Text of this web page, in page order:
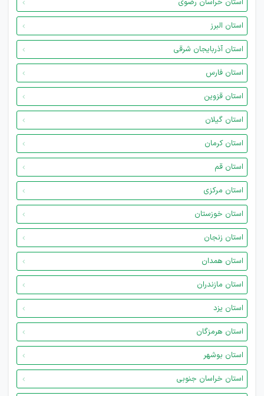
استان خراسان رضوی
استان البرز
استان آذربایجان شرقی
استان فارس
استان قزوین
استان گیلان
استان کرمان
استان قم
استان مرکزی
استان خوزستان
استان زنجان
استان همدان
استان مازندران
استان یزد
استان هرمزگان
استان بوشهر
استان خراسان جنوبی